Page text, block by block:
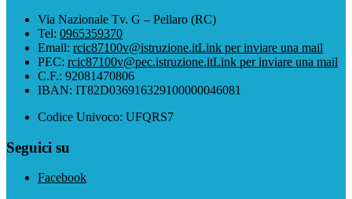
Via Nazionale Tv. G – Pellaro (RC)
Tel: 0965359370
Email: rcic87100v@istruzione.itLink per inviare una mail
PEC: rcic87100v@pec.istruzione.itLink per inviare una mail
C.F.: 92081470806
IBAN: IT82D036916329100000046081
Codice Univoco: UFQRS7
Seguici su
Facebook